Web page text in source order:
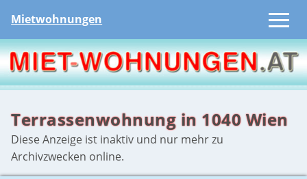
Mietwohnungen
Terrassenwohnung in 1040 Wien
Diese Anzeige ist inaktiv und nur mehr zu
Archivzwecken online.